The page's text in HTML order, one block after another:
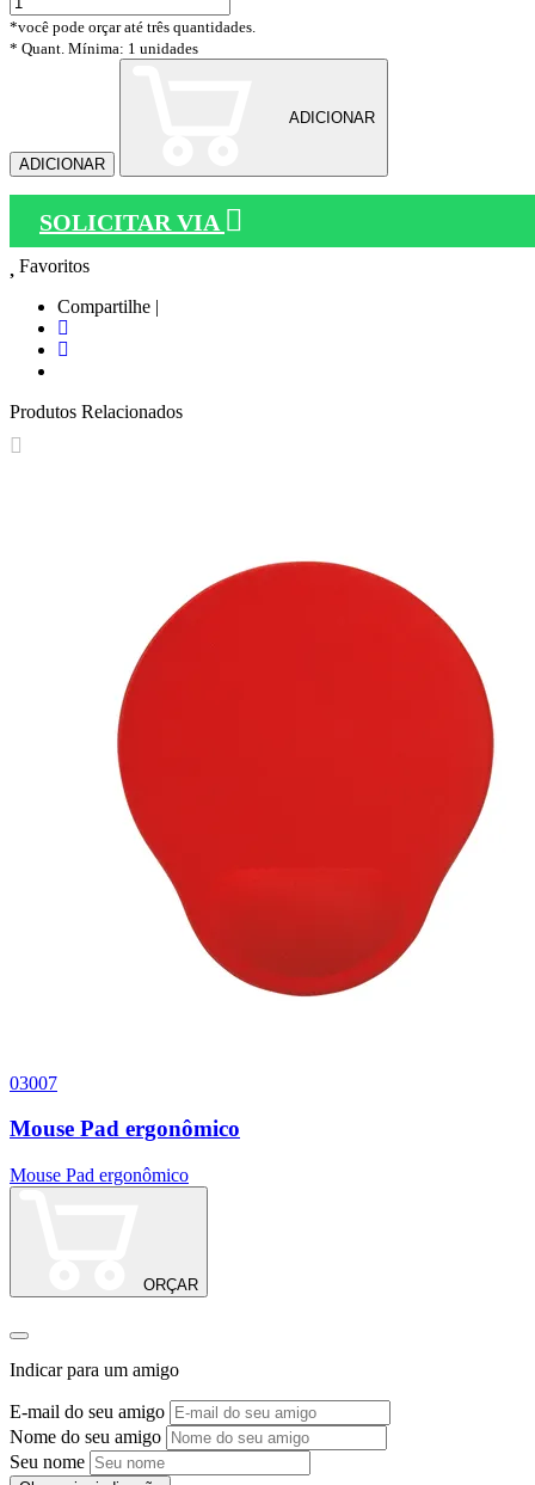
*você pode orçar até três quantidades.
* Quant. Mínima: 1 unidades
ADICIONAR
ADICIONAR
SOLICITAR VIA
Favoritos
Compartilhe |
Produtos Relacionados
03007
Mouse Pad ergonômico
Mouse Pad ergonômico
ORÇAR
Indicar para um amigo
E-mail do seu amigo
Nome do seu amigo
Seu nome